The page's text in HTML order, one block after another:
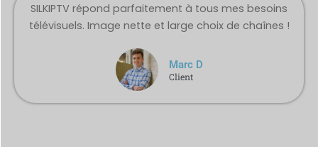
SILKIPTV répond parfaitement à tous mes besoins
télévisuels. Image nette et large choix de chaînes !
Marc D
Client